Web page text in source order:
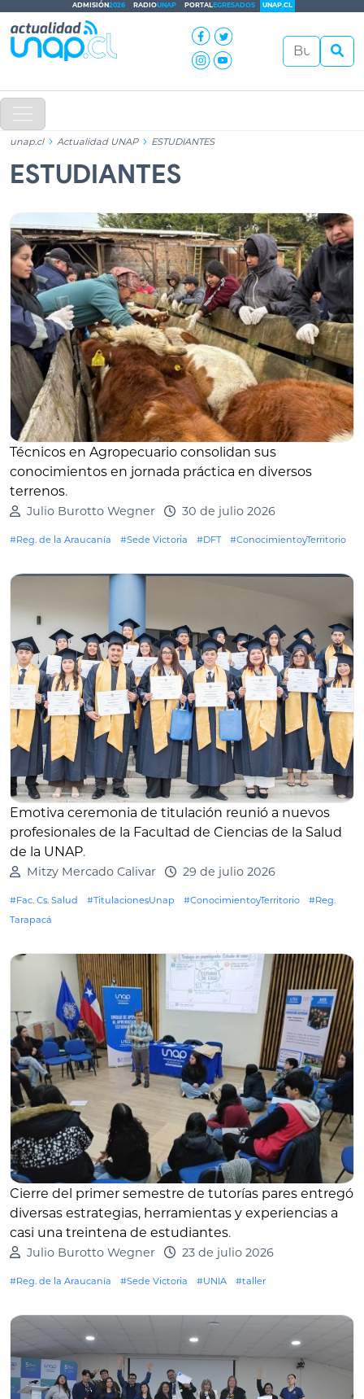
ADMISIÓN2026 RADIOUNAP PORTALEGRESADOS UNAP.CL
unap.cl Actualidad UNAP ESTUDIANTES
ESTUDIANTES
Técnicos en Agropecuario consolidan sus
conocimientos en jornada práctica en diversos
terrenos.
Julio Burotto Wegner 30 de julio 2026
#Reg. de la Araucanía #Sede Victoria #DFT #ConocimientoyTerritorio
Emotiva ceremonia de titulación reunió a nuevos
profesionales de la Facultad de Ciencias de la Salud
de la UNAP.
Mitzy Mercado Calivar 29 de julio 2026
#Fac. Cs. Salud #TitulacionesUnap #ConocimientoyTerritorio
#Reg.
Tarapacá
Cierre del primer semestre de tutorías pares entregó
diversas estrategias, herramientas y experiencias a
casi una treintena de estudiantes.
Julio Burotto Wegner 23 de julio 2026
#Reg. de la Araucanía #Sede Victoria #UNIA #taller